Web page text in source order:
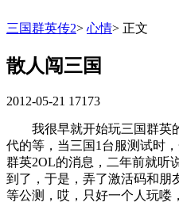
三国群英传2> 心情> 正文
散人闯三国
2012-05-21 17173
我很早就开始玩三国群英
代的等，当三国1台服测试时
群英2OL的消息，二年前就听
到了，于是，弄了激活码和朋
等公测，哎，只好一个人玩喽